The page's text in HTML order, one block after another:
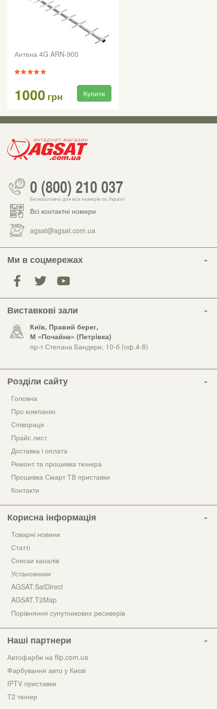
Антена 4G ARN-900
1000 грн Купити
0 (800) 210 037
Безкоштовно для всіх номерів по Україні
Всі контактні номери
agsat@agsat.com.ua
Ми в соцмережах
Виставкові зали
Київ, Правий берег,
М «Почайна» (Петрiвка)
пр-т Степана Бандери, 10-б (оф.4-8)
Розділи сайту
Головна
Про компанію
Співпраця
Прайс лист
Доставка і оплата
Ремонт та прошивка тюнера
Прошивка Смарт ТВ приставки
Контакти
Корисна інформація
Товарні новини
Статті
Списки каналів
Установники
AGSAT.SatDirect
AGSAT.T2Map
Порівняння супутникових ресиверів
Наші партнери
Автофарби на flip.com.ua
Фарбування авто у Києві
IPTV приставки
Т2 тюнер